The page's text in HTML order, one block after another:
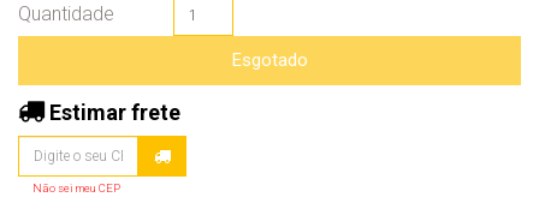
Quantidade
Esgotado
Estimar frete
Não sei meu CEP